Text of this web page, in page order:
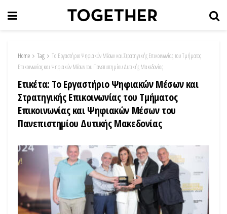
Home Tag
Το Εργαστήριο Ψηφιακών Μέσων και Στρατηγικής Επικοινωνίας του Τμήματος
Επικοινωνίας και Ψηφιακών Μέσων του Πανεπιστημίου Δυτικής Μακεδονίας
Ετικέτα: Το Εργαστήριο Ψηφιακών Μέσων και
Στρατηγικής Επικοινωνίας του Τμήματος
Επικοινωνίας και Ψηφιακών Μέσων του
Πανεπιστημίου Δυτικής Μακεδονίας